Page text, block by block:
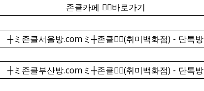
존클카페 ❤️‍🔥바로가기
┼ミ존클서울방.comミ┼존클❤️‍🔥(취미백화점) - 단톡방
┼ミ존클부산방.comミ┼존클❤️‍🔥(취미백화점) - 단톡방